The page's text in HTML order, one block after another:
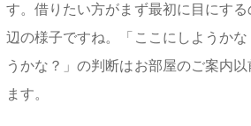
す。借りたい方がまず最初に目にす
辺の様子ですね。「ここにしようか
うかな？」の判断はお部屋のご案内
ます。